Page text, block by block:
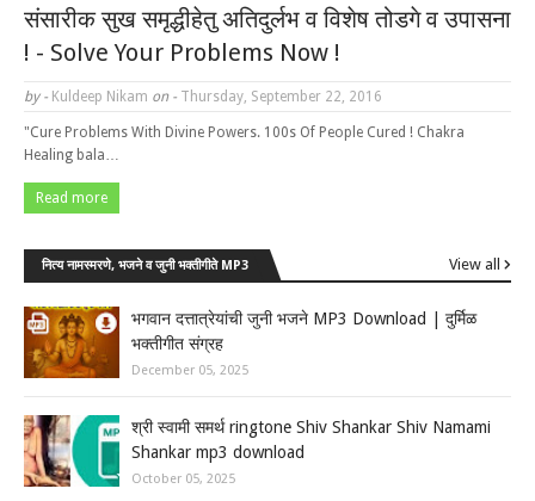
संसारीक सुख समृद्धीहेतु अतिदुर्लभ व विशेष तोडगे व उपासना
! - Solve Your Problems Now !
by - Kuldeep Nikam on - Thursday, September 22, 2016
"Cure Problems With Divine Powers. 100s Of People Cured ! Chakra
Healing bala…
Read more
नित्य नामस्मरणे, भजने व जुनी भक्तीगीते MP3 View all
भगवान दत्तात्रेयांची जुनी भजने MP3 Download | दुर्मिळ
भक्तीगीत संग्रह
December 05, 2025
श्री स्वामी समर्थ ringtone Shiv Shankar Shiv Namami
Shankar mp3 download
October 05, 2025